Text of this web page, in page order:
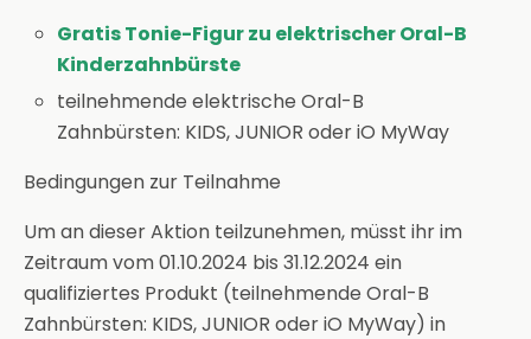
Gratis Tonie-Figur zu elektrischer Oral-B
Kinderzahnbürste
teilnehmende elektrische Oral-B
Zahnbürsten: KIDS, JUNIOR oder iO MyWay
Bedingungen zur Teilnahme
Um an dieser Aktion teilzunehmen, müsst ihr im
Zeitraum vom 01.10.2024 bis 31.12.2024 ein
qualifiziertes Produkt (teilnehmende Oral-B
Zahnbürsten: KIDS, JUNIOR oder iO MyWay) in